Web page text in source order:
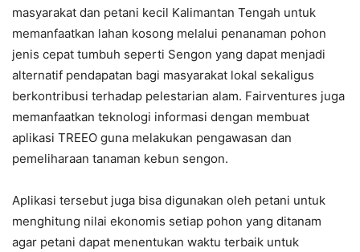
masyarakat dan petani kecil Kalimantan Tengah untuk
memanfaatkan lahan kosong melalui penanaman pohon
jenis cepat tumbuh seperti Sengon yang dapat menjadi
alternatif pendapatan bagi masyarakat lokal sekaligus
berkontribusi terhadap pelestarian alam. Fairventures juga
memanfaatkan teknologi informasi dengan membuat
aplikasi TREEO guna melakukan pengawasan dan
pemeliharaan tanaman kebun sengon.
Aplikasi tersebut juga bisa digunakan oleh petani untuk
menghitung nilai ekonomis setiap pohon yang ditanam
agar petani dapat menentukan waktu terbaik untuk